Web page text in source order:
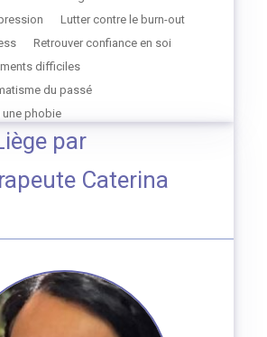
Lutter contre le burn-out
Retrouver confiance en soi
difficiles
du passé
une phobie
par
Caterina